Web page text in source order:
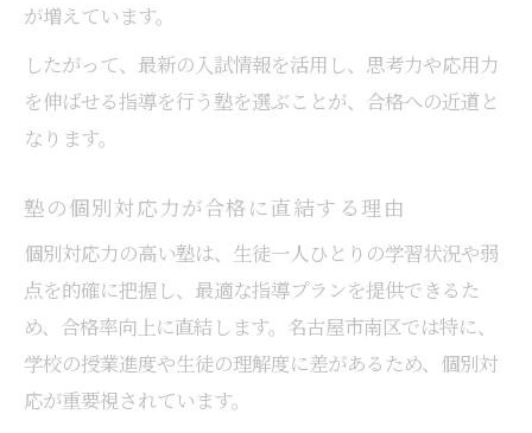
塾の個別指導で苦手克服する方法
由
塾でモチベーションを維持する秘訣
最新入試対策に強い塾の見分け方
塾の最新入試情報提供力を比較する
塾で実践される過去問分析の価値
塾の志望校別対策指導の充実度
が増えています。
したがって、最新の入試情報を活用し、思考力や応用力
を伸ばせる指導を行う塾を選ぶことが、合格への近道と
なります。
塾の個別対応力が合格に直結する理由
個別対応力の高い塾は、生徒一人ひとりの学習状況や弱
点を的確に把握し、最適な指導プランを提供できるた
め、合格率向上に直結します。名古屋市南区では特に、
学校の授業進度や生徒の理解度に差があるため、個別対
応が重要視されています。